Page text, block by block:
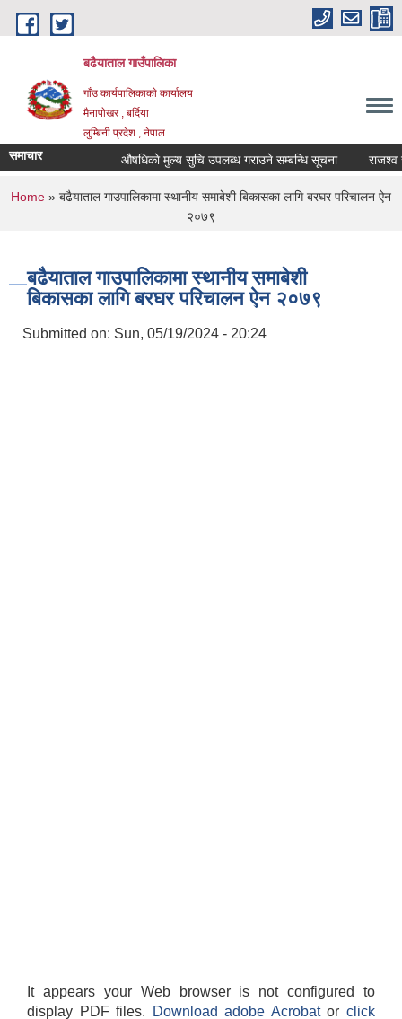
Skip to main content
बढैयाताल गाउँपालिका
गाँउ कार्यपालिकाकाे कार्यालय
मैनापाेखर , बर्दिया
लुम्बिनी प्रदेश , नेपाल
समाचार औषधिकाे मुल्य सुचि उपलब्ध गराउने सम्बन्धि सूचना राजश्व
You are here
Home » बढैयाताल गाउपालिकामा स्थानीय समाबेशी बिकासका लागि बरघर परिचालन ऐन
२०७९
बढैयाताल गाउपालिकामा स्थानीय समाबेशी
बिकासका लागि बरघर परिचालन ऐन २०७९
Submitted on: Sun, 05/19/2024 - 20:24
It appears your Web browser is not configured to
display PDF files.
Download adobe Acrobatorclick